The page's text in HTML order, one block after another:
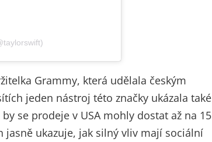
Grammy, která udělala českým
jeden nástroj této značky ukázala také
se prodeje v USA mohly dostat až na 15
ukazuje, jak silný vliv mají sociální